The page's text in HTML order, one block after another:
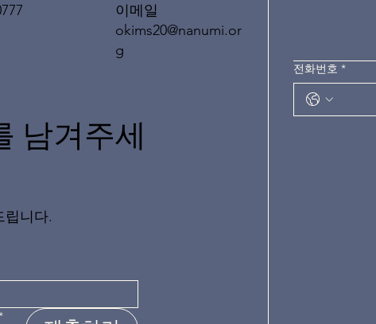
이메일
okims20@nanumi.or
g
남겨주세
립니다.
전화번호 *